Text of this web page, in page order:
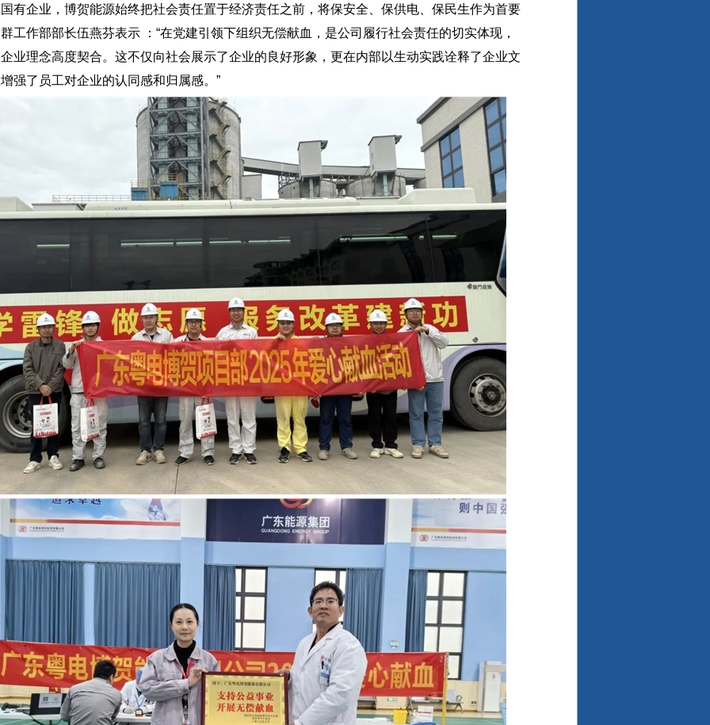
有企业，博贺能源始终把社会责任置于经济责任之前，将保安全、保供电、保民生作为首要
工作部部长伍燕芬表示 ：“在党建引领下组织无偿献血，是公司履行社会责任的切实体现，
业理念高度契合。这不仅向社会展示了企业的良好形象，更在内部以生动实践诠释了企业文
强了员工对企业的认同感和归属感。”